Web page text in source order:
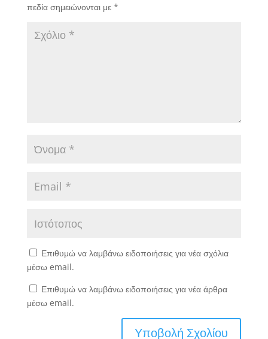
πεδία σημειώνονται με *
Επιθυμώ να λαμβάνω ειδοποιήσεις για νέα σχόλια
μέσω email.
Επιθυμώ να λαμβάνω ειδοποιήσεις για νέα άρθρα
μέσω email.